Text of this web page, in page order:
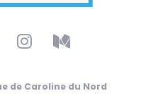
de Caroline du Nord